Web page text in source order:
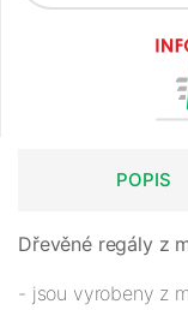
POPIS
Dřevěné regály z
- jsou vyrobeny z